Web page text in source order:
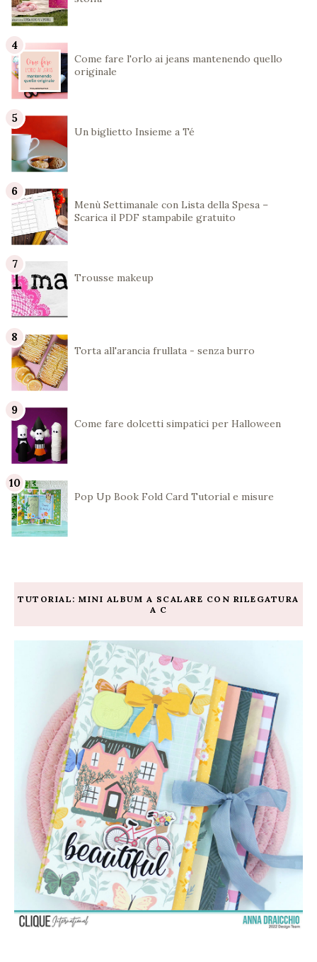
Come fare l'orlo ai jeans mantenendo quello
originale
Un biglietto Insieme a Té
Menù Settimanale con Lista della Spesa –
Scarica il PDF stampabile gratuito
Trousse makeup
Torta all'arancia frullata - senza burro
Come fare dolcetti simpatici per Halloween
Pop Up Book Fold Card Tutorial e misure
TUTORIAL: MINI ALBUM A SCALARE CON RILEGATURA
A C